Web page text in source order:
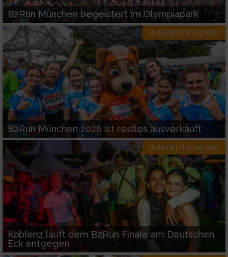
B2Run München begeistert im Olympiapark
RUN-DEUTSCHLAND
B2Run München 2026 ist restlos ausverkauft
RUN-DEUTSCHLAND
Koblenz läuft dem B2Run Finale am Deutschen
Eck entgegen